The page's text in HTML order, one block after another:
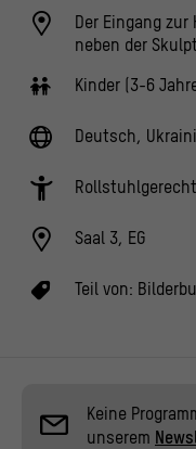
Der Eingang
neben der
Kinder (3-6
Deutsch,
Rollstuhlgerecht
Saal 3, EG
Teil von:
Keine
unserem